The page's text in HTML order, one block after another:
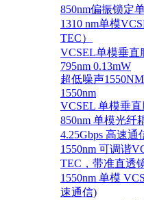
850nm偏振锁定
1310 nm单模
TEC）
VCSEL单模垂直
795nm 0.13mW
超低噪声
1550nm
VCSEL 单模垂
850nm 单模光纤
4.25Gbps 高速通
1550nm 可调谐
TEC，带准直透
1550nm 单模
速通信)